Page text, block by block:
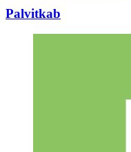
Palvitkab